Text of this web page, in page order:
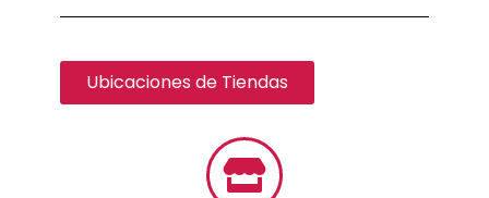
Ubicaciones de Tiendas